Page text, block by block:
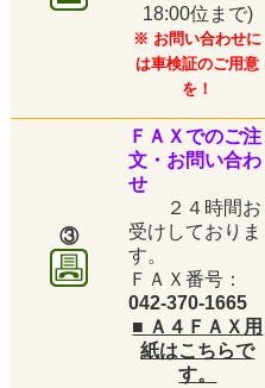
18:00位まで)
※ お問い合わせに
は車検証のご用意
を！
③
ＦＡＸでのご注
文・お問い合わ
せ
２４時間お
受けしておりま
す。
ＦＡＸ番号：
042-370-1665
■ Ａ４ＦＡＸ用
紙はこちらで
す。